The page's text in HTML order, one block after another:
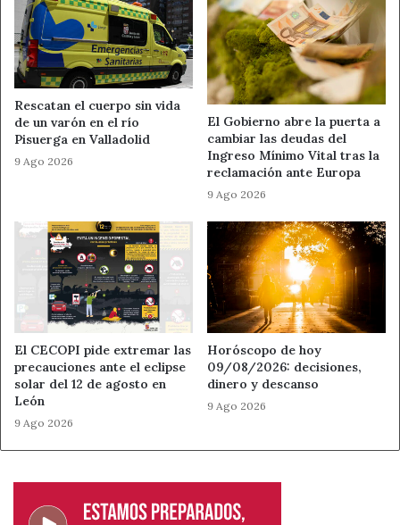
Rescatan el cuerpo sin vida
de un varón en el río
Pisuerga en Valladolid
9 Ago 2026
El Gobierno abre la puerta a
cambiar las deudas del
Ingreso Mínimo Vital tras la
reclamación ante Europa
9 Ago 2026
El CECOPI pide extremar las
precauciones ante el eclipse
solar del 12 de agosto en
León
9 Ago 2026
Horóscopo de hoy
09/08/2026: decisiones,
dinero y descanso
9 Ago 2026